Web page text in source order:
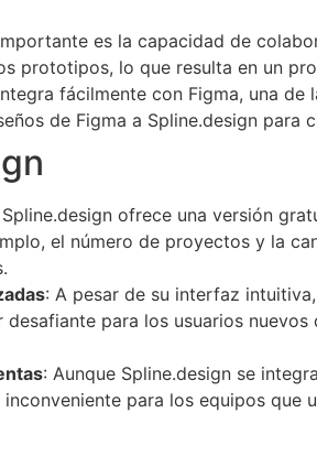
es la capacidad de
prototipos, lo que resulta en un
fácilmente con Figma, una
de Figma a Spline.design para
Spline.design ofrece una versión
el número de proyectos y la
: A pesar de su interfaz
para los usuarios
: Aunque Spline.design se
para los equipos